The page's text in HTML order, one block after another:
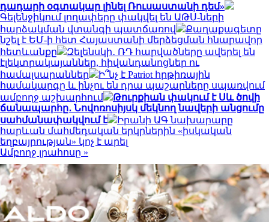
դադարի օգտակար լինել Ռուսաստանի դեմ»
Գելենջիկում լողափերը փակվել են ԱԹՍ-ների
հարձակման վտանգի պատճառով
Քաղաքագետը
նշել է ԵՄ-ի հետ Հայաստանի մերձեցման հնարավոր
հետևանքը
Զելենսկի․ ՌԴ հարվածները ավերել են
էլեկտրակայաններ, հիվանդանոցներ ու
համալսարաններ
Ի՞նչ է Patriot հրթիռային
համակարգը և ինչու են դրա պաշարները սպառվում
ամբողջ աշխարհում
Թուրքիան փակում է Սև ծովի
ճանապարհը․ Նովոռոսիյսկ մեկնող նավերի անցումը
սահմանափակվում է
Իրանի ԱԳ նախարարը
հարևան մահմեդական երկրներին «իսկական
եղբայրության» կոչ է արել
Ամբողջ լրահոսը »